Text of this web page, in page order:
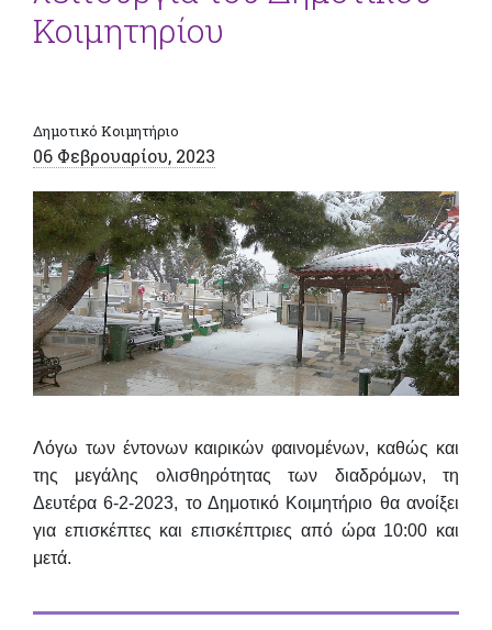
Κοιμητηρίου
Δημοτικό Κοιμητήριο
06 Φεβρουαρίου, 2023
Λόγω των έντονων καιρικών φαινομένων, καθώς και
της μεγάλης ολισθηρότητας των διαδρόμων, τη
Δευτέρα 6-2-2023, το Δημοτικό Κοιμητήριο θα ανοίξει
για επισκέπτες και επισκέπτριες από ώρα 10:00 και
μετά.